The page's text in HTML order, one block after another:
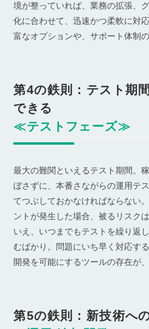
境が整っていれば、業務の拡張、
化に合わせて、迅速かつ柔軟に対
富なオプションや、サポート体制
第4の鉄則：テスト期
できる
≪テストフェーズ≫
最大の難関といえるテスト期間。
ぼさずに、本番さながらの運用テ
てつぶしておかなければならない
ントが発生した場合、被るリスク
いえ、いつまでもテストを繰り返
むばかり。問題にいち早く対応す
開発を可能にするツールの存在が
第5の鉄則：新技術へ